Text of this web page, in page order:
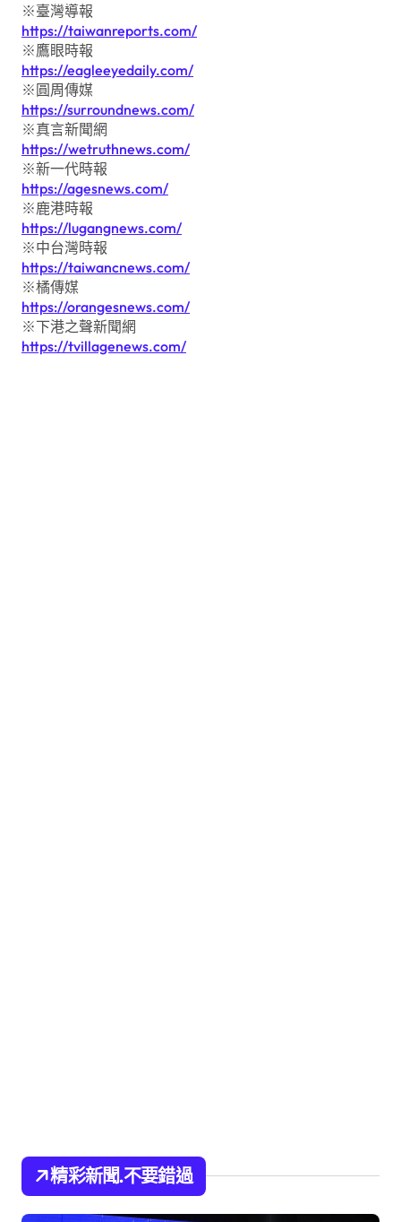
※臺灣導報
https://taiwanreports.com/
※鷹眼時報
https://eagleeyedaily.com/
※圓周傳媒
https://surroundnews.com/
※真言新聞網
https://wetruthnews.com/
※新一代時報
https://agesnews.com/
※鹿港時報
https://lugangnews.com/
※中台灣時報
https://taiwancnews.com/
※橘傳媒
https://orangesnews.com/
※下港之聲新聞網
https://tvillagenews.com/
精彩新聞.不要錯過